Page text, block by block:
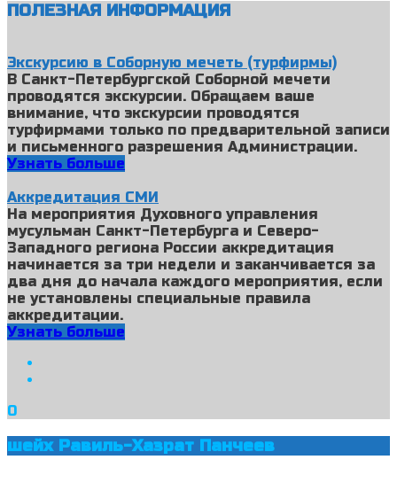
ПОЛЕЗНАЯ ИНФОРМАЦИЯ
Экскурсию в Соборную мечеть (турфирмы)
В Санкт-Петербургской Соборной мечети
проводятся экскурсии. Обращаем ваше
внимание, что экскурсии проводятся
турфирмами только по предварительной записи
и письменного разрешения Администрации.
Узнать больше
Аккредитация СМИ
На мероприятия Духовного управления
мусульман Санкт-Петербурга и Северо-
Западного региона России аккредитация
начинается за три недели и заканчивается за
два дня до начала каждого мероприятия, если
не установлены специальные правила
аккредитации.
Узнать больше
0
шейх Равиль-Хазрат Панчеев